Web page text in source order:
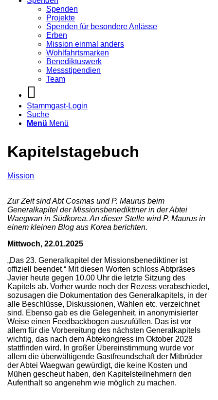
Spenden
Projekte
Spenden für besondere Anlässe
Erben
Mission einmal anders
Wohlfahrtsmarken
Benediktuswerk
Messstipendien
Team
Stammgast-Login
Suche
Menü Menü
Kapitelstagebuch
Mission
Zur Zeit sind Abt Cosmas und P. Maurus beim
Generalkapitel der Missionsbenediktiner in der Abtei
Waegwan in Südkorea. An dieser Stelle wird P. Maurus in
einem kleinen Blog aus Korea berichten.
Mittwoch, 22.01.2025
„Das 23. Generalkapitel der Missionsbenediktiner ist
offiziell beendet.“ Mit diesen Worten schloss Abtpräses
Javier heute gegen 10.00 Uhr die letzte Sitzung des
Kapitels ab. Vorher wurde noch der Rezess verabschiedet,
sozusagen die Dokumentation des Generalkapitels, in der
alle Beschlüsse, Diskussionen, Wahlen etc. verzeichnet
sind. Ebenso gab es die Gelegenheit, in anonymisierter
Weise einen Feedbackbogen auszufüllen. Das ist vor
allem für die Vorbereitung des nächsten Generalkapitels
wichtig, das nach dem Äbtekongress im Oktober 2028
stattfinden wird. In großer Übereinstimmung wurde vor
allem die überwältigende Gastfreundschaft der Mitbrüder
der Abtei Waegwan gewürdigt, die keine Kosten und
Mühen gescheut haben, den Kapitelsteilnehmern den
Aufenthalt so angenehm wie möglich zu machen.